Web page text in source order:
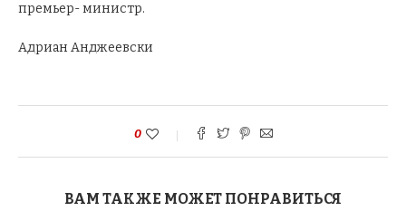
премьер- министр.
Адриан Анджеевски
0
ВАМ ТАКЖЕ МОЖЕТ ПОНРАВИТЬСЯ